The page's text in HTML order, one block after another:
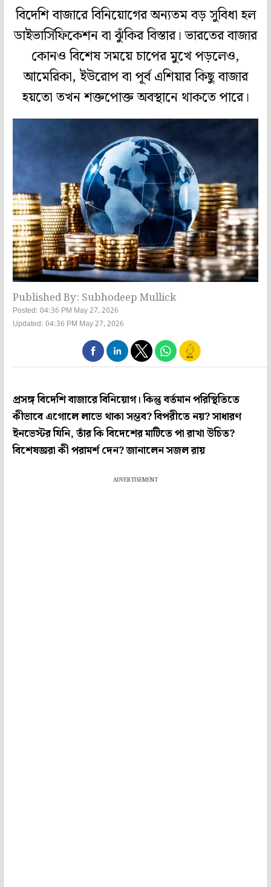
বিদেশি বাজারে বিনিয়োগের অন্যতম বড় সুবিধা হল
ডাইভার্সিফিকেশন বা ঝুঁকির বিস্তার। ভারতের বাজার
কোনও বিশেষ সময়ে চাপের মুখে পড়লেও,
আমেরিকা, ইউরোপ বা পূর্ব এশিয়ার কিছু বাজার
হয়তো তখন শক্তপোক্ত অবস্থানে থাকতে পারে।
Published By: Subhodeep Mullick
Posted: 04:36 PM May 27, 2026
Updated: 04:36 PM May 27, 2026
প্রসঙ্গ বিদেশি বাজারে বিনিয়োগ। কিন্তু বর্তমান পরিস্থিতিতে
কীভাবে এগোলে লাভে থাকা সম্ভব? বিপরীতে নয়? সাধারণ
ইনভেস্টর যিনি, তাঁর কি বিদেশের মাটিতে পা রাখা উচিত?
বিশেষজ্ঞরা কী পরামর্শ দেন? জানালেন সজল রায়
ADVERTISEMENT